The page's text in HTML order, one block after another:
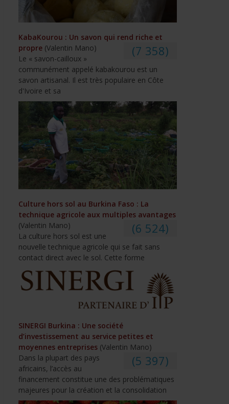
KabaKourou : Un savon qui rend riche et
propre (Valentin Mano) (7 358)
Le « savon-cailloux »
communément appelé kabakourou est un
savon artisanal. Il est très populaire en Côte
d'Ivoire et sa
Culture hors sol au Burkina Faso : La
technique agricole aux multiples avantages
(Valentin Mano)
(6 524)
La culture hors sol est une
nouvelle technique agricole qui se fait sans
contact direct avec le sol. Cette forme
SINERGI Burkina : Une société
d’investissement au service petites et
moyennes entreprises (Valentin Mano)
(5 397)
Dans la plupart des pays
africains, l’accès au
financement constitue une des problématiques
majeures pour la création et la consolidation